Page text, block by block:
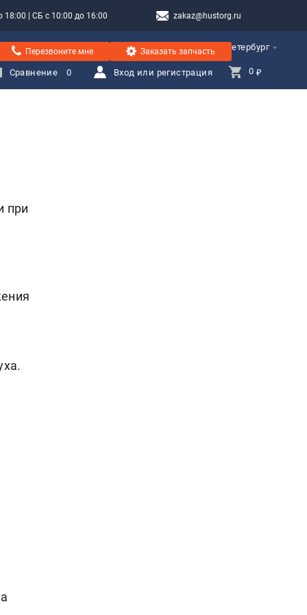
18:00 | СБ с 10:00 до 16:00 zakaz@hustorg.ru
Санкт-Петербург
Перезвоните мне Заказать запчасть
Сравнение 0 Вход или регистрация 0 ₽
при